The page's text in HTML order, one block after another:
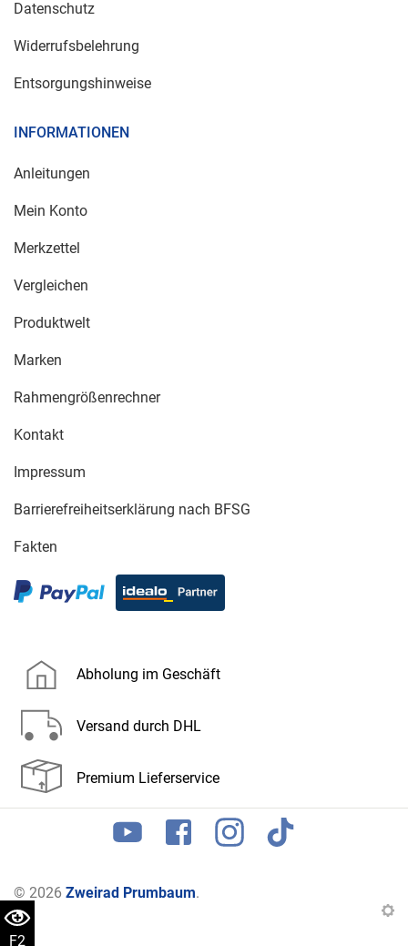
F2
Datenschutz
Widerrufsbelehrung
Entsorgungshinweise
INFORMATIONEN
Anleitungen
Mein Konto
Merkzettel
Vergleichen
Produktwelt
Marken
Rahmengrößenrechner
Kontakt
Impressum
Barrierefreiheitserklärung nach BFSG
Fakten
Abholung im Geschäft
Versand durch DHL
Premium Lieferservice
© 2026 Zweirad Prumbaum.